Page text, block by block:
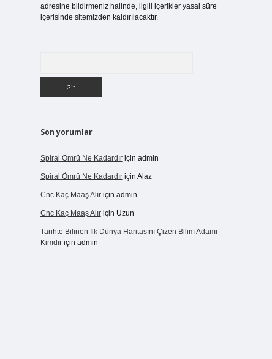
adresine bildirmeniz halinde, ilgili içerikler yasal süre
içerisinde sitemizden kaldırılacaktır.
Son yorumlar
Spiral Ömrü Ne Kadardıriçin admin
Spiral Ömrü Ne Kadardıriçin Alaz
Cnc Kaç Maaş Alıriçin admin
Cnc Kaç Maaş Alıriçin Uzun
Tarihte Bilinen Ilk Dünya Haritasını Çizen Bilim Adamı
Kimdiriçin admin